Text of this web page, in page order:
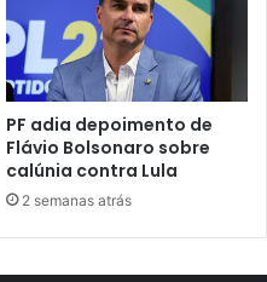
PF adia depoimento de
Flávio Bolsonaro sobre
calúnia contra Lula
2 semanas atrás